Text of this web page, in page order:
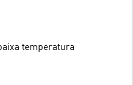
temperatura